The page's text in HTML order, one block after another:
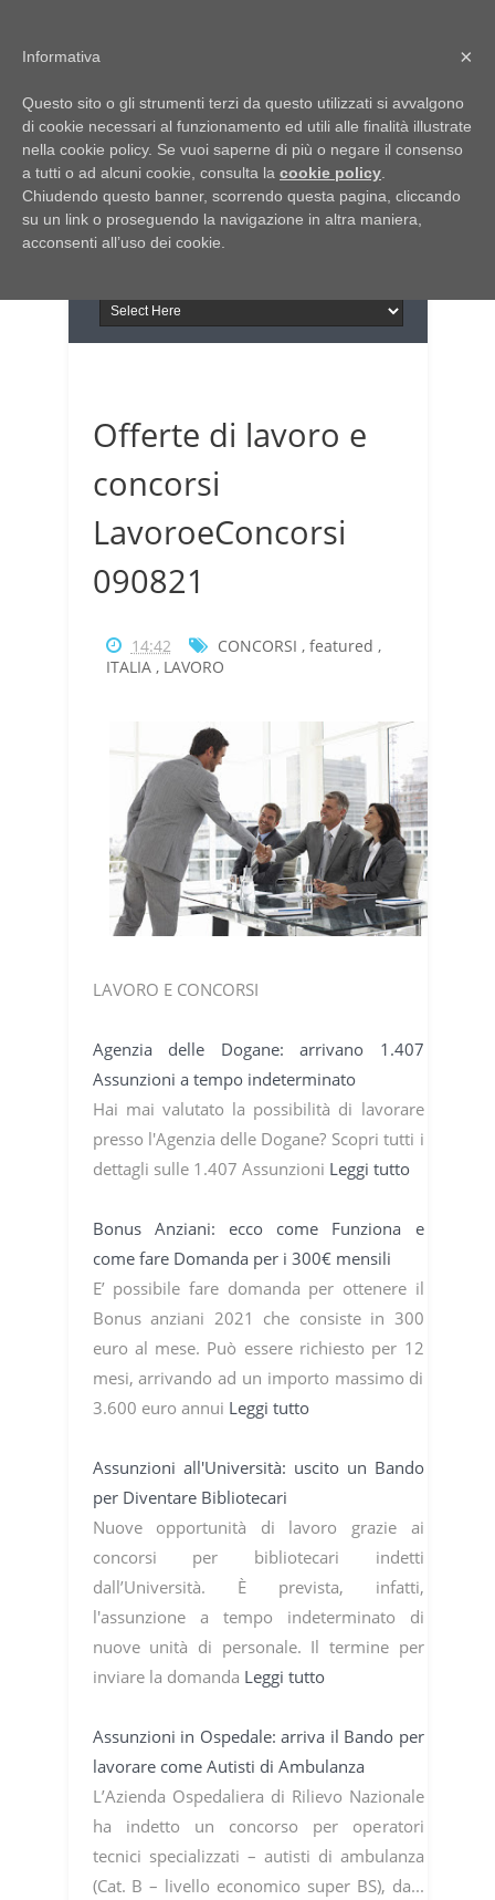
Italia Notizie
Giornale di Basilicata
Giornale di Puglia
INFORMAPUGLIA
Il portale n.1 del lavoro
in Puglia
Offerte di lavoro e
concorsi
LavoroeConcorsi
090821
14:42 CONCORSI , featured ,
ITALIA, LAVORO
LAVORO E CONCORSI
Agenzia delle Dogane: arrivano 1.407
Assunzioni a tempo indeterminato
Hai mai valutato la possibilità di lavorare
presso l'Agenzia delle Dogane? Scopri tutti i
dettagli sulle 1.407 Assunzioni Leggi tutto
Bonus Anziani: ecco come Funziona e
come fare Domanda per i 300€ mensili
E’ possibile fare domanda per ottenere il
Bonus anziani 2021 che consiste in 300
euro al mese. Può essere richiesto per 12
mesi, arrivando ad un importo massimo di
3.600 euro annui Leggi tutto
Assunzioni all'Università: uscito un Bando
per Diventare Bibliotecari
Nuove opportunità di lavoro grazie ai
concorsi per bibliotecari indetti
dall’Università. È prevista, infatti,
l'assunzione a tempo indeterminato di
nuove unità di personale. Il termine per
inviare la domanda Leggi tutto
Assunzioni in Ospedale: arriva il Bando per
lavorare come Autisti di Ambulanza
L’Azienda Ospedaliera di Rilievo Nazionale
ha indetto un concorso per operatori
tecnici specializzati – autisti di ambulanza
(Cat. B – livello economico super BS), da...
×
Informativa
Questo sito o gli strumenti terzi da questo utilizzati si avvalgono
di cookie necessari al funzionamento ed utili alle finalità illustrate
nella cookie policy. Se vuoi saperne di più o negare il consenso
a tutti o ad alcuni cookie, consulta la cookie policy
Chiudendo questo banner, scorrendo questa pagina, cliccando
su un link o proseguendo la navigazione in altra maniera,
acconsenti all’uso dei cookie.